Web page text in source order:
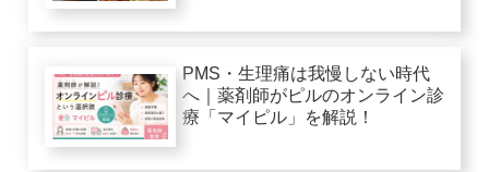
PMS・生理痛は我慢しない時代
へ｜薬剤師がピルのオンライン診
療「マイピル」を解説！